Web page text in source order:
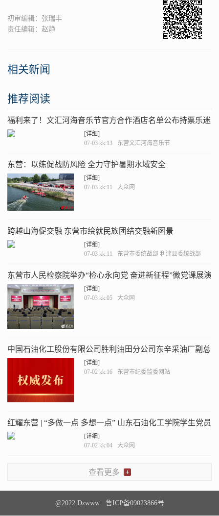
初审编辑：张瑞丰
责任编辑：赵静
相关新闻
推荐阅读
福利来了！文汇河海音乐节官方合作酒店名单公布持票乐迷
专享折扣价
[详细]
07-03 kk:13
东营文汇河海音乐节
东营：以练促战防风险 全力守护暑期水域安全
[详细]
07-03 kk:11
大众网
跨越山海促交融 东营市绘就民族团结交融新图景
[详细]
07-03 kk:11
东营市委统战部 利津县委统战部
东营市人民检察院举办“检心永向党 奋进新征程”微党课展演
[详细]
07-03 kk:05
大众网
中国石油化工股份有限公司胜利油田分公司东辛采油厂副总
工程师闫乃刚接受纪律审查和监察调查
[详细]
07-02 kk:16
东营市纪委监委网站
红耀东营 | “多做一点 多想一点” 山东石油化工学院学生党员
申乐乐的信仰答卷
[详细]
07-02 kk:04
大众网
查看更多
@2022 Dzwww 鲁ICP备09023866号